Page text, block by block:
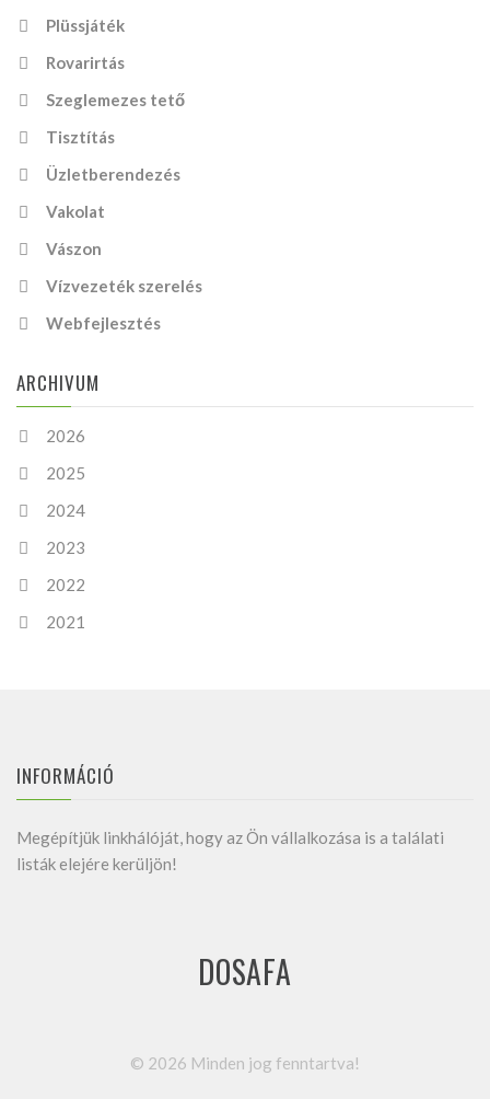
Plüssjáték
Rovarirtás
Szeglemezes tető
Tisztítás
Üzletberendezés
Vakolat
Vászon
Vízvezeték szerelés
Webfejlesztés
ARCHIVUM
2026
2025
2024
2023
2022
2021
INFORMÁCIÓ
Megépítjük linkhálóját, hogy az Ön vállalkozása is a találati
listák elejére kerüljön!
DOSAFA
© 2026 Minden jog fenntartva!